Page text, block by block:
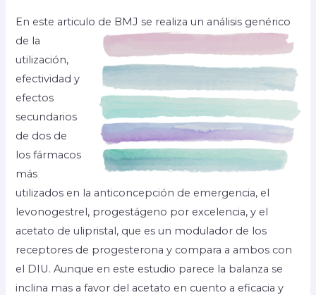
En este articulo de BMJ se realiza un análisis genérico
de la
utilización,
efectividad y
efectos
secundarios
de dos de
los fármacos
más
utilizados en la anticoncepción de emergencia, el
levonogestrel, progestágeno por excelencia, y el
acetato de ulipristal, que es un modulador de los
receptores de progesterona y compara a ambos con
el DIU. Aunque en este estudio parece la balanza se
inclina mas a favor del acetato en cuento a eficacia y